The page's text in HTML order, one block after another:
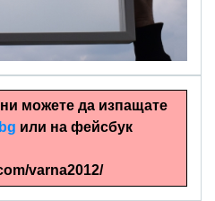
картини
можете да изпащате
или на фейсбук
varna2012/